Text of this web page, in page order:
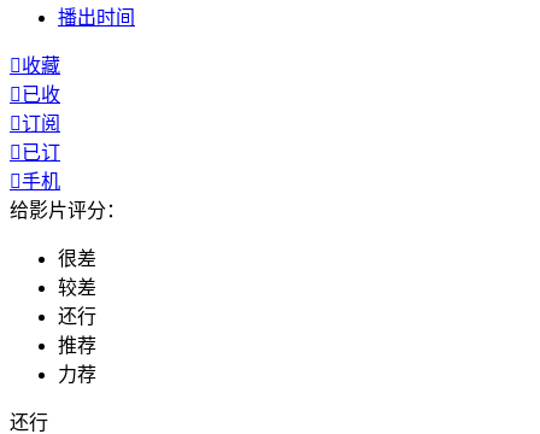
播出时间
收藏
已收
订阅
已订
手机
给影片评分：
很差
较差
还行
推荐
力荐
还行